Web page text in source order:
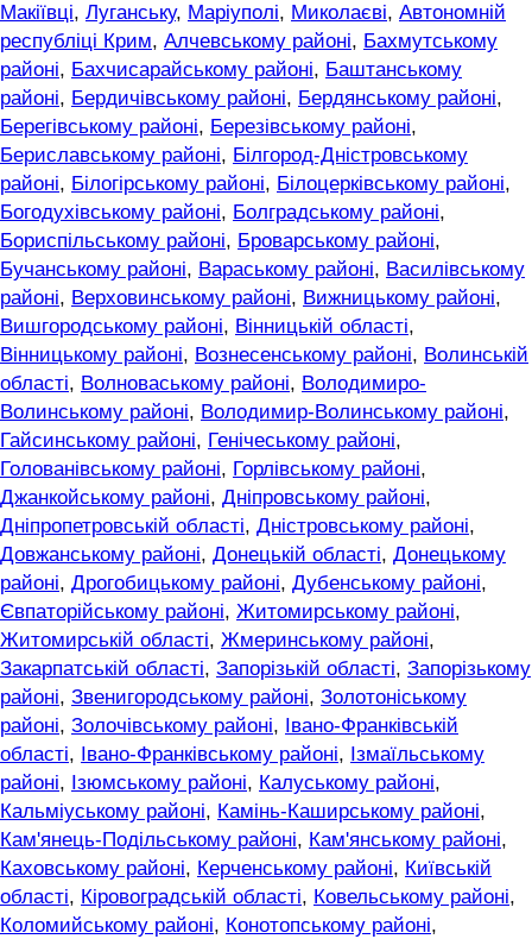
Макіївці, Луганську, Маріуполі, Миколаєві, Автономній
республіці Крим, Алчевському районі, Бахмутському
районі, Бахчисарайському районі, Баштанському
районі, Бердичівському районі, Бердянському районі,
Берегівському районі, Березівському районі,
Бериславському районі, Білгород-Дністровському
районі, Білогірському районі, Білоцерківському районі,
Богодухівському районі, Болградському районі,
Бориспільському районі, Броварському районі,
Бучанському районі, Вараському районі, Василівському
районі, Верховинському районі, Вижницькому районі,
Вишгородському районі, Вінницькій області,
Вінницькому районі, Вознесенському районі, Волинській
області, Волноваському районі, Володимиро-
Волинському районі, Володимир-Волинському районі,
Гайсинському районі, Генічеському районі,
Голованівському районі, Горлівському районі,
Джанкойському районі, Дніпровському районі,
Дніпропетровській області, Дністровському районі,
Довжанському районі, Донецькій області, Донецькому
районі, Дрогобицькому районі, Дубенському районі,
Євпаторійському районі, Житомирському районі,
Житомирській області, Жмеринському районі,
Закарпатській області, Запорізькій області, Запорізькому
районі, Звенигородському районі, Золотоніському
районі, Золочівському районі,
Івано-Франківській
області, Івано-Франківському районі, Ізмаїльському
районі, Ізюмському районі, Калуському районі,
Кальміуському районі, Камінь-Каширському районі,
Кам'янець-Подільському районі, Кам'янському районі,
Каховському районі, Керченському районі, Київській
області, Кіровоградській області, Ковельському районі,
Коломийському районі, Конотопському районі,